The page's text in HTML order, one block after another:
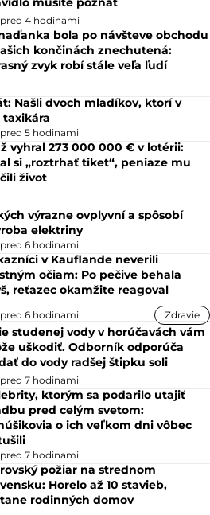
pred 4 hodinami
bola po návšteve obchodu
končinách znechutená:
zvyk robí stále veľa ľudí
Našli dvoch mladíkov, ktorí v
pred 5 hodinami
vyhral 273 000 000 € v lotérii:
si „roztrhať tiket“, peniaze mu
život
výrazne ovplyvní a spôsobí
elektriny
pred 6 hodinami
v Kauflande neverili
očiam: Po pečive behala
reťazec okamžite reagoval
pred 6 hodinami Zdravie
studenej vody v horúčavách vám
uškodiť. Odborník odporúča
do vody radšej štipku soli
pred 7 hodinami
ktorým sa podarilo utajiť
pred celým svetom:
o ich veľkom dni vôbec
pred 7 hodinami
požiar na strednom
Horelo až 10 stavieb,
rodinných domov